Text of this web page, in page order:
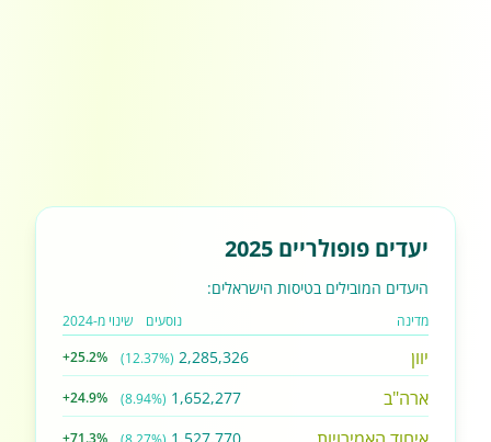
יעדים פופולריים 2025
היעדים המובילים בטיסות הישראלים:
מדינה נוסעים שינוי מ-2024
יוון 2,285,326
(12.37%)
+25.2%
ארה"ב 1,652,277
(8.94%)
+24.9%
+71.3%